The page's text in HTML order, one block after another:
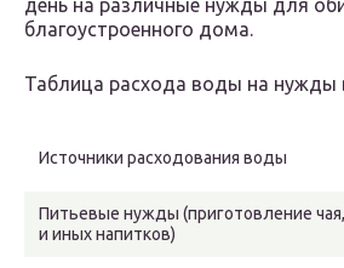
день на различные нужды для
благоустроенного дома.
Таблица расхода воды на нужды
Источники расходования воды
Питьевые нужды (приготовление
и иных напитков)